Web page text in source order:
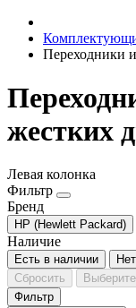
Переходники
жестких
Левая колонка
Фильтр
Бренд
HP (Hewlett Packard)
Наличие
Есть в наличии
Сбросить
Фильтр